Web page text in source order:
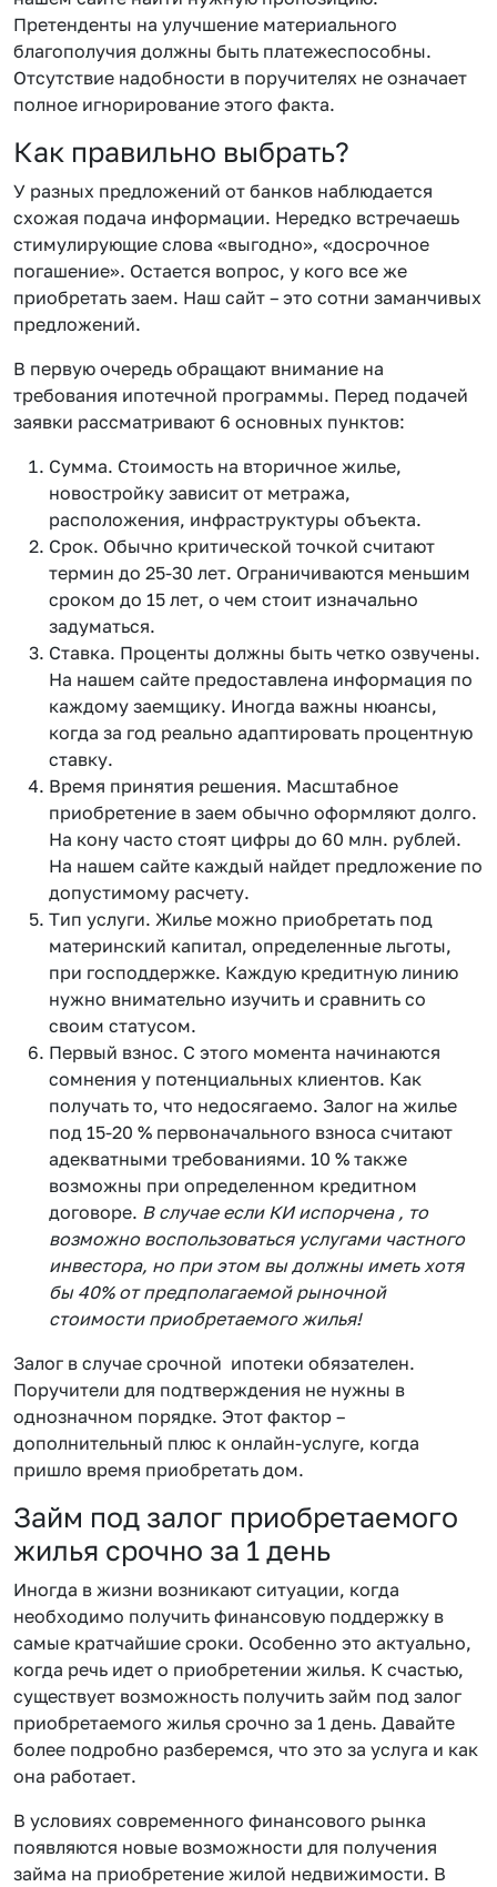
Претенденты на улучшение материального
благополучия должны быть платежеспособны.
Отсутствие надобности в поручителях не означает
полное игнорирование этого факта.
Как правильно выбрать?
У разных предложений от банков наблюдается
схожая подача информации. Нередко встречаешь
стимулирующие слова «выгодно», «досрочное
погашение». Остается вопрос, у кого все же
приобретать заем. Наш сайт – это сотни заманчивых
предложений.
В первую очередь обращают внимание на
требования ипотечной программы. Перед подачей
заявки рассматривают 6 основных пунктов:
Сумма. Стоимость на вторичное жилье,
новостройку зависит от метража,
расположения, инфраструктуры объекта.
Срок. Обычно критической точкой считают
термин до 25-30 лет. Ограничиваются меньшим
сроком до 15 лет, о чем стоит изначально
задуматься.
Ставка. Проценты должны быть четко озвучены.
На нашем сайте предоставлена информация по
каждому заемщику. Иногда важны нюансы,
когда за год реально адаптировать процентную
ставку.
Время принятия решения. Масштабное
приобретение в заем обычно оформляют долго.
На кону часто стоят цифры до 60 млн. рублей.
На нашем сайте каждый найдет предложение по
допустимому расчету.
Тип услуги. Жилье можно приобретать под
материнский капитал, определенные льготы,
при господдержке. Каждую кредитную линию
нужно внимательно изучить и сравнить со
своим статусом.
Первый взнос. С этого момента начинаются
сомнения у потенциальных клиентов. Как
получать то, что недосягаемо. Залог на жилье
под 15-20 % первоначального взноса считают
адекватными требованиями. 10 % также
возможны при определенном кредитном
договоре. В случае если КИ испорчена , то
возможно воспользоваться услугами частного
инвестора, но при этом вы должны иметь хотя
бы 40% от предполагаемой рыночной
стоимости приобретаемого жилья!
Залог в случае срочной ипотеки обязателен.
Поручители для подтверждения не нужны в
однозначном порядке. Этот фактор –
дополнительный плюс к онлайн-услуге, когда
пришло время приобретать дом.
Займ под залог приобретаемого
жилья срочно за 1 день
Иногда в жизни возникают ситуации, когда
необходимо получить финансовую поддержку в
самые кратчайшие сроки. Особенно это актуально,
когда речь идет о приобретении жилья. К счастью,
существует возможность получить займ под залог
приобретаемого жилья срочно за 1 день. Давайте
более подробно разберемся, что это за услуга и как
она работает.
В условиях современного финансового рынка
появляются новые возможности для получения
займа на приобретение жилой недвижимости. В